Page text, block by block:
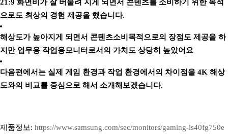
21:9 화면비가 잘 버물려 지게 되면서 콘텐츠를 소비하기 위한 목적
으로도 최상의 경험 제공을 했습니다.
해상도가 높아지게 되면서 콘텐츠소비목적으로의 장점도 제공을 하
지만 업무용 작업용모니터로서의 가치도 상당히 높았어요
다음편에서는 실제 게임 환경과 작업 환경에서의 차이점을 4K 해상
도와의 비교를 중심으로 해서 소개해보겠습니다.
제품정보: https://www.samsung.com/sec/monitors/gaming-ls40fg750e